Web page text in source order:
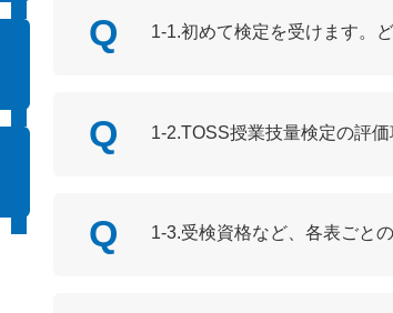
1-1.初めて検定を受けます。
1-2.TOSS授業技量検定の評価
1-3.受検資格など、各表ごと